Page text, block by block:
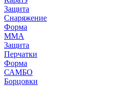
Защита
Снаряжение
Форма
ММА
Защита
Перчатки
Форма
САМБО
Борцовки